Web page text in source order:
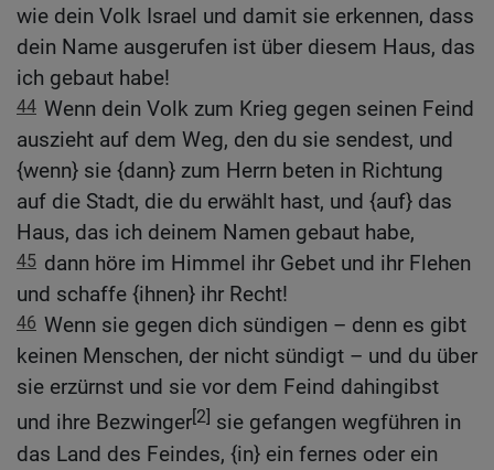
wie dein Volk Israel und damit sie erkennen, dass
dein Name ausgerufen ist über diesem Haus, das
ich gebaut habe!
44 Wenn dein Volk zum Krieg gegen seinen Feind
auszieht auf dem Weg, den du sie sendest, und
{wenn} sie {dann} zum Herrn beten in Richtung
auf die Stadt, die du erwählt hast, und {auf} das
Haus, das ich deinem Namen gebaut habe,
45 dann höre im Himmel ihr Gebet und ihr Flehen
und schaffe {ihnen} ihr Recht!
46 Wenn sie gegen dich sündigen – denn es gibt
keinen Menschen, der nicht sündigt – und du über
sie erzürnst und sie vor dem Feind dahingibst
und ihre Bezwinger[2] sie gefangen wegführen in
das Land des Feindes, {in} ein fernes oder ein